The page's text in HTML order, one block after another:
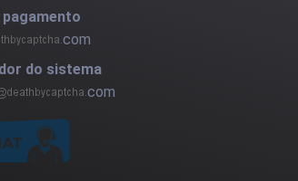
com
do sistema
com